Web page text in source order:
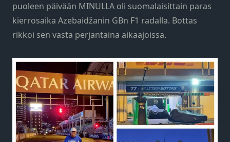
puoleen päivään MINULLA oli suomalaisittain paras
kierrosaika Azebaidžanin GBn F1 radalla. Bottas
rikkoi sen vasta perjantaina aikaajoissa.